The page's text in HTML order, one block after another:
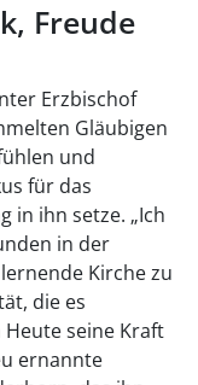
Freude
Erzbischof
Gläubigen
und
für das
in ihn setze. „Ich
in der
Kirche zu
die es
seine Kraft
ernannte